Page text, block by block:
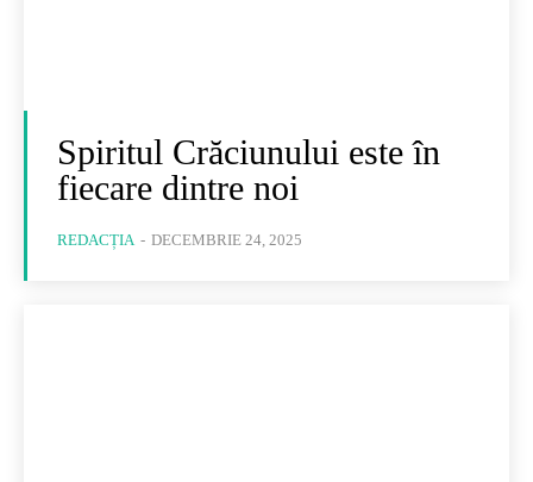
Spiritul Crăciunului este în
fiecare dintre noi
REDACȚIA - DECEMBRIE 24, 2025